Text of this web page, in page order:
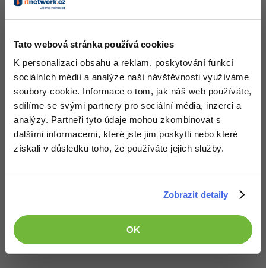
Tato webová stránka používá cookies
K personalizaci obsahu a reklam, poskytování funkcí
sociálních médií a analýze naší návštěvnosti využíváme
soubory cookie. Informace o tom, jak náš web používáte,
sdílíme se svými partnery pro sociální média, inzerci a
analýzy. Partneři tyto údaje mohou zkombinovat s
dalšími informacemi, které jste jim poskytli nebo které
získali v důsledku toho, že používáte jejich služby.
Zobrazit detaily
OK
Photoshop
Adobe Illustrator
Adobe Lightroom -30%
Adobe XD -15%
Adobe InDesign -25%
Adobe After Effects
-80%
-80%
Pro firmy
Přístup k jednotlivým lekcím dle způsobu pořízení.
Dovednosti, které ti pomohou získat vysněnou a
dobře placenou práci.
Popis článku
Požadovaný článek má následující obsah:
na téma směrování, návrh sítě a bezpečnost.